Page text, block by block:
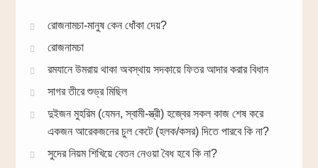
রোজনামচা-মানুষ কেন ধোঁকা দেয়?
রোজনামচা
রমযানে উমরায় থাকা অবস্থায় সদকায়ে ফিতর আদার করার বিধান
সাগর তীরে শুভ্র মিছিল
দুইজন মুহরিম (যেমন, স্বামী-স্ত্রী) হজ্বের সকল কাজ শেষ করে
একজন আরেকজনের চুল কেটে (হলক/কসর) দিতে পারবে কি না?
সুদের নিয়ম শিখিয়ে বেতন নেওয়া বৈধ হবে কি না?